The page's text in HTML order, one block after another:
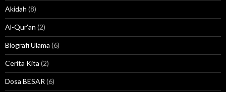
Akidah (8)
Al-Qur'an (2)
Biografi Ulama (6)
Cerita Kita (2)
Dosa BESAR(6)